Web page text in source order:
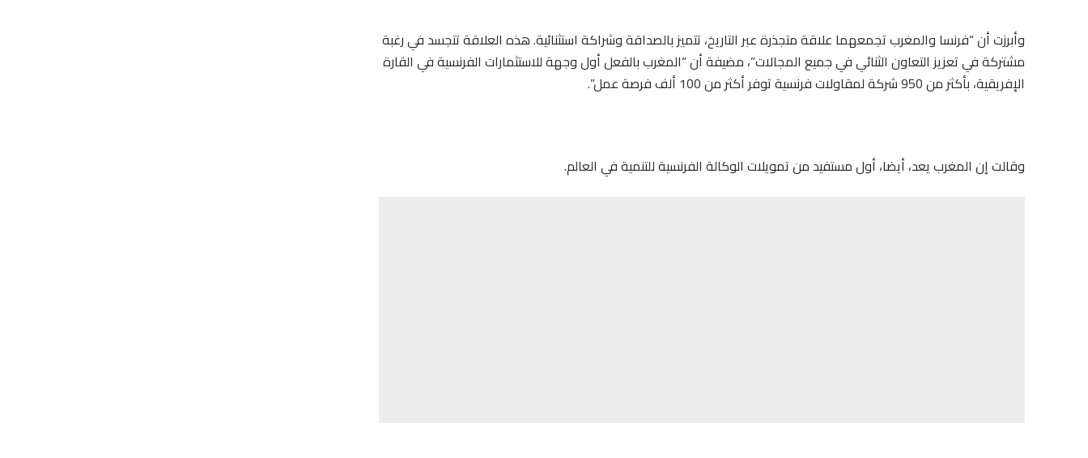
وأبرزت أن “فرنسا والمغرب تجمعهما علاقة متجذرة عبر التاريخ، تتميز بالصداقة وشراكة استثنائية. هذه العلاقة تتجسد في رغبة
مشتركة في تعزيز التعاون الثنائي في جميع المجالات”، مضيفة أن “المغرب بالفعل أول وجهة للاستثمارات الفرنسية في القارة
الإفريقية، بأكثر من 950 شركة لمقاولات فرنسية توفر أكثر من 100 ألف فرصة عمل”.
وقالت إن المغرب يعد، أيضا، أول مستفيد من تمويلات الوكالة الفرنسية للتنمية في العالم.